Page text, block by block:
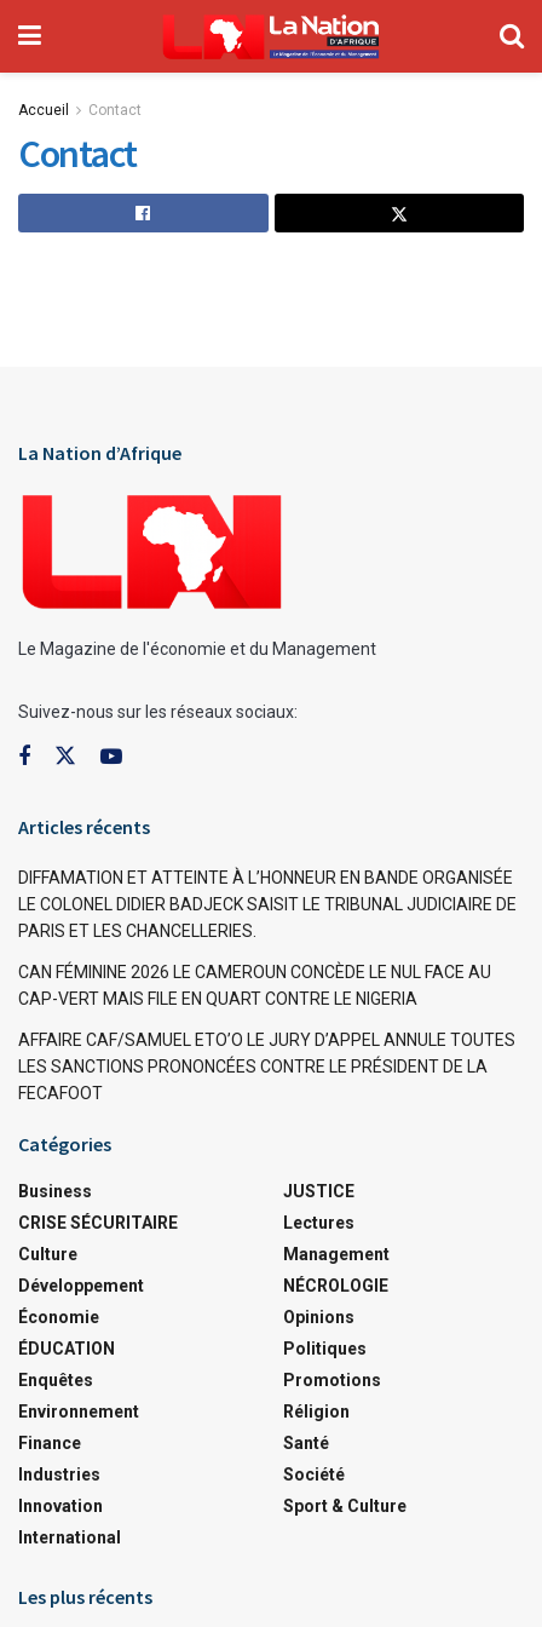
Accueil Contact
Contact
La Nation d’Afrique
Le Magazine de l'économie et du Management
Suivez-nous sur les réseaux sociaux:
Articles récents
DIFFAMATION ET ATTEINTE À L’HONNEUR EN BANDE ORGANISÉE
LE COLONEL DIDIER BADJECK SAISIT LE TRIBUNAL JUDICIAIRE DE
PARIS ET LES CHANCELLERIES.
CAN FÉMININE 2026 LE CAMEROUN CONCÈDE LE NUL FACE AU
CAP-VERT MAIS FILE EN QUART CONTRE LE NIGERIA
AFFAIRE CAF/SAMUEL ETO’O LE JURY D’APPEL ANNULE TOUTES
LES SANCTIONS PRONONCÉES CONTRE LE PRÉSIDENT DE LA
FECAFOOT
Catégories
Business
CRISE SÉCURITAIRE
Culture
Développement
Économie
ÉDUCATION
Enquêtes
Environnement
Finance
Industries
Innovation
International
JUSTICE
Lectures
Management
NÉCROLOGIE
Opinions
Politiques
Promotions
Réligion
Santé
Société
Sport & Culture
Les plus récents